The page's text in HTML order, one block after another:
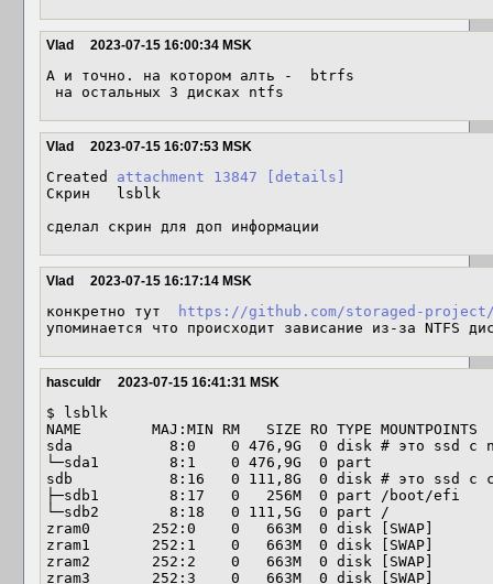
Vlad 2023-07-15 16:00:34 MSK
А и точно. на котором алть -  btrfs
на остальных 3 дисках ntfs
Vlad 2023-07-15 16:07:53 MSK
Created attachment 13847
[details]
Скрин   lsblk
сделал скрин для доп информации
Vlad 2023-07-15 16:17:14 MSK
конкретно тут
https://github.com/storaged-
упоминается что происходит зависание из-за NTFS
hasculdr 2023-07-15 16:41:31 MSK
$ lsblk
NAME        MAJ:MIN RM   SIZE RO TYPE MOUNTPOINTS
sda           8:0    0 476,9G  0 disk # это ssd с
└─sda1        8:1    0 476,9G  0 part
sdb           8:16   0 111,8G  0 disk # это ssd с
├─sdb1        8:17   0   256M  0 part /boot/efi
└─sdb2        8:18   0 111,5G  0 part /
zram0       252:0    0   663M  0 disk [SWAP]
zram1       252:1    0   663M  0 disk [SWAP]
zram2       252:2    0   663M  0 disk [SWAP]
zram3       252:3    0   663M  0 disk [SWAP]